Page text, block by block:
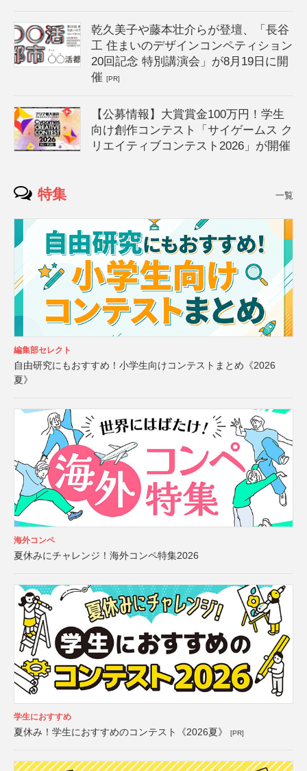
乾久美子や藤本壮介らが登壇、「長谷
工 住まいのデザインコンペティション
20回記念 特別講演会」が8月19日に開
催[PR]
【公募情報】大賞賞金100万円！学生
向け創作コンテスト「サイゲームス ク
リエイティブコンテスト2026」が開催
特集 一覧
編集部セレクト
自由研究にもおすすめ！小学生向けコンテストまとめ《2026
夏》
海外コンペ
夏休みにチャレンジ！海外コンペ特集2026
学生におすすめ
夏休み！学生におすすめのコンテスト《2026夏》 [PR]